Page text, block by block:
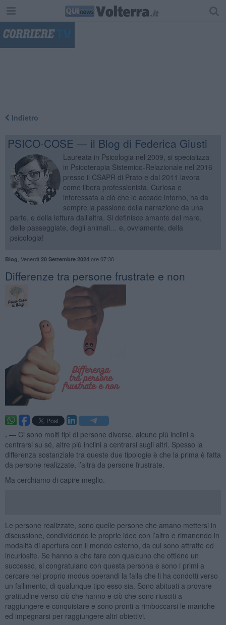
Indietro
PSICO-COSE — il Blog di Federica Giusti
Laureata in Psicologia nel 2009, si specializza
in Psicoterapia Sistemico-Relazionale nel 2016
presso il CSAPR di Prato e dal 2011 lavora
come libera professionista. Curiosa e
interessata a ciò che le accade intorno, ha da
sempre la passione della narrazione da una
parte, e della lettura dall’altra. Si definisce amante del mare,
delle passeggiate, degli animali… e, ovviamente, della
psicologia!
Blog Venerdì 20 Settembre 2024ore 07:30
​Differenze tra persone frustrate e non
. — Ci sono molti tipi di persone diverse, alcune più inclini a
centrarsi su sé, altre più inclini a centrarsi sugli altri. Spesso la
differenza sostanziale tra queste due tipologie è che la prima è fatta
da persone realizzate, l’altra da persone frustrate.
Ma cerchiamo di capire meglio.
Le persone realizzate, sono quelle persone che amano mettersi in
discussione, condividendo le proprie idee con l’altro e rimanendo in
modalità di apertura con il mondo esterno, da cui sono attratte ed
incuriosite. Se hanno a che fare con qualcuno che ottiene un
successo, si congratulano con questa persona e sono i primi a
cercare nel proprio modus operandi la falla che li ha condotti verso
un fallimento, di qualunque tipo esso sia. Sono abituati a provare
gratitudine verso ciò che hanno e ciò che sono riusciti a
raggiungere e conquistare e sono pronti a rimboccarsi le maniche
ed impegnarsi per raggiungere altri obiettivi.